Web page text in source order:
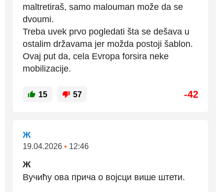
maltretiraš, samo malouman može da se
dvoumi.
Treba uvek prvo pogledati šta se dešava u
ostalim državama jer možda postoji šablon.
Ovaj put da, cela Evropa forsira neke
mobilizacije.
15 57 -42
Ж
19.04.2026 • 12:46
Ж
Вучићу ова прича о војсци више штети.